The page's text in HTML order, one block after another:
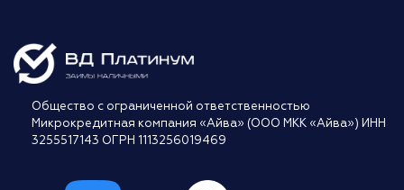
Общество с ограниченной ответственностью
Микрокредитная компания «Айва» (ООО МКК «Айва») ИНН
3255517143 ОГРН 1113256019469